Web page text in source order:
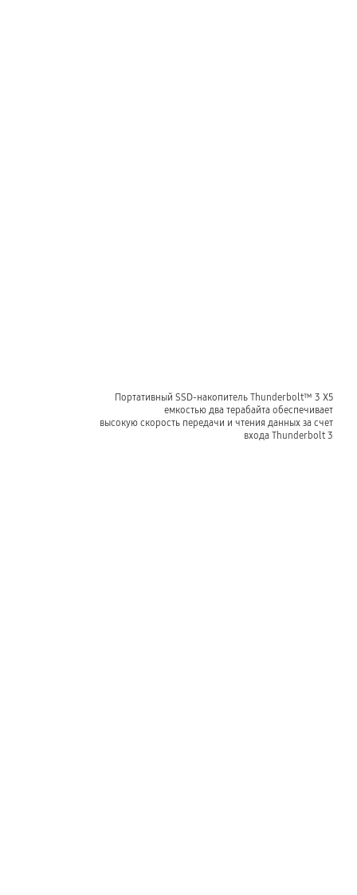
Портативный SSD-накопитель Thunderbolt™ 3 Х5
емкостью два терабайта обеспечивает
высокую скорость передачи и чтения данных за счет
входа Thunderbolt 3